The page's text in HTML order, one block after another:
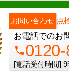
お問い合わせ 点
お電話でのお
phone
[電話受付時間] 9
電話
phone